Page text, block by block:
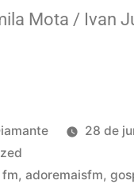
Mota / Ivan
28 de
fm, adoremaisfm,